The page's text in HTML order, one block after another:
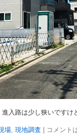
入路は少し狭いですけ
場, 現地調査 コメント